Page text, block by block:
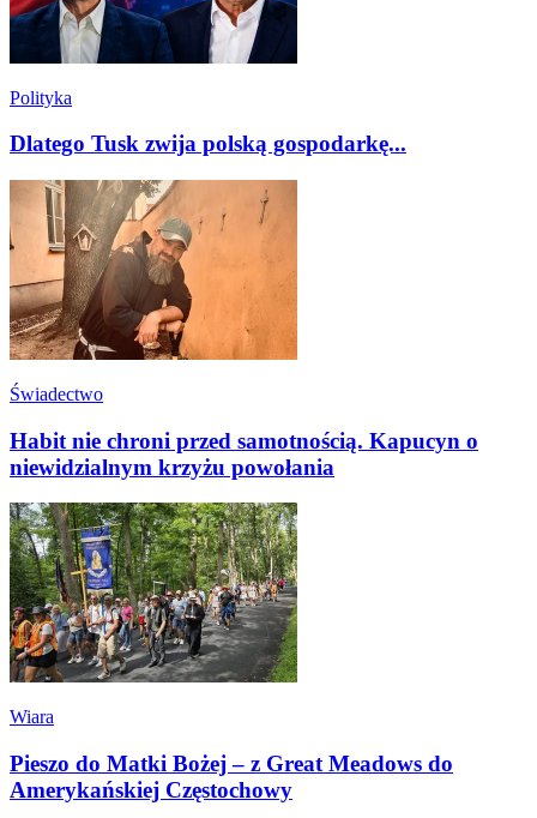
Polityka
Dlatego Tusk zwija polską gospodarkę...
Świadectwo
Habit nie chroni przed samotnością. Kapucyn o
niewidzialnym krzyżu powołania
Wiara
Pieszo do Matki Bożej – z Great Meadows do
Amerykańskiej Częstochowy